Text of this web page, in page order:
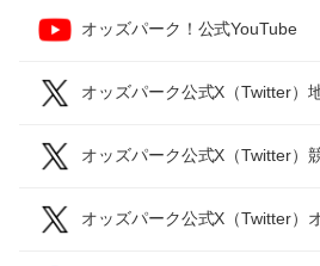
オッズパーク！公式YouTube
オッズパーク公式X（Twitter）
オッズパーク公式X（Twitter）
オッズパーク公式X（Twitter）